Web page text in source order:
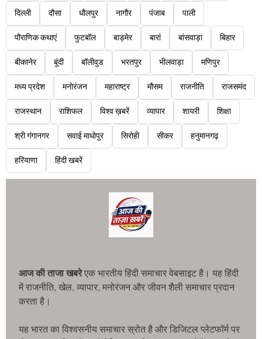
दिल्ली दौसा धौलपुर नागौर पंजाब पाली
पौराणिक कथाएं फुटबॉल बाड़मेर बारां बांसवाड़ा बिहार
बीकानेर बूंदी बॉलीवुड भरतपुर भीलवाड़ा मणिपुर
मध्य प्रदेश मनोरंजन महाराष्ट्र मौसम राजनीति राजसमंद
राजस्थान राशिफल विश्व ख़बरें व्यापार शायरी शिक्षा
श्री गंगानगर सवाई माधोपुर सिरोही सीकर हनुमानगढ़
हरियाणा हिंदी खबरें
आज की ताजा खबरेएक भारतीय हिंदी समाचार वेबसाइट है। यह हिंदी
में राजनीति, खेल, व्यापार, मनोरंजन और जीवन शैली समाचार प्रदान
करता है।
यह भारत का विश्वसनीय समाचार स्रोत है और डिजिटल प्लेटफॉर्म पर